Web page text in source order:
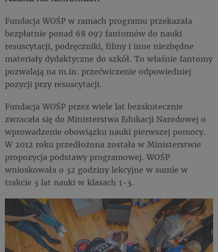
Fundacja WOŚP w ramach programu przekazała
bezpłatnie ponad 68 097 fantomów do nauki
resuscytacji, podręczniki, filmy i inne niezbędne
materiały dydaktyczne do szkół. To właśnie fantomy
pozwalają na m.in. przećwiczenie odpowiedniej
pozycji przy resuscytacji.
Fundacja WOŚP przez wiele lat bezskutecznie
zwracała się do Ministerstwa Edukacji Narodowej o
wprowadzenie obowiązku nauki pierwszej pomocy.
W 2012 roku przedłożona została w Ministerstwie
propozycja podstawy programowej. WOŚP
wnioskowała o 32 godziny lekcyjne w sumie w
trakcie 3 lat nauki w klasach 1-3.